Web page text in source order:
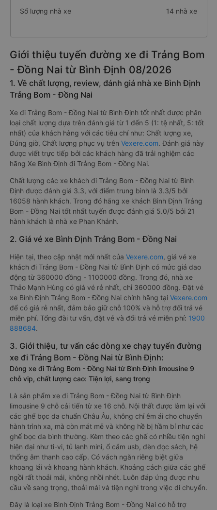
Số lượng nhà xe 14 nhà xe
Giới thiệu tuyến đường xe đi Trảng Bom
- Đồng Nai từ Bình Định 08/2026
1. Về chất lượng, review, đánh giá nhà xe Bình Định
Trảng Bom - Đồng Nai
Xe đi Trảng Bom - Đồng Nai từ Bình Định tốt nhất được phân
loại chất lượng dựa trên đánh giá từ 1 đến 5 (1: tệ nhất, 5: tốt
nhất) của khách hàng với các tiêu chí như: Chất lượng xe,
Đúng giờ, Chất lượng phục vụ trên Vexere.com. Đánh giá này
được viết trực tiếp bởi các khách hàng đã trải nghiệm các
hãng Xe Bình Định đi Trảng Bom - Đồng Nai.
Chất lượng các xe khách đi Trảng Bom - Đồng Nai từ Bình
Định được đánh giá 3.3, với điểm trung bình là 3.3/5 bởi
16058 hành khách. Trong đó hãng xe khách Bình Định Trảng
Bom - Đồng Nai tốt nhất tuyến được đánh giá 5.0/5 bởi 21
hành khách là nhà xe Phan Khánh.
2. Giá vé xe Bình Định Trảng Bom - Đồng Nai
Hiện tại, theo cập nhật mới nhất của Vexere.com, giá vé xe
khách đi Trảng Bom - Đồng Nai từ Bình Định có mức giá dao
động từ 360000 đồng - 1100000 đồng. Trong đó, nhà xe
Thảo Mạnh Hùng có giá vé rẻ nhất, chỉ 360000 đồng. Đặt vé
xe Bình Định Trảng Bom - Đồng Nai chính hãng tại Vexere.com
để có giá rẻ nhất, đảm bảo giữ chỗ 100% và hỗ trợ đổi trả vé
miễn phí. Tổng đài tư vấn, đặt vé và đổi trả vé miễn phí: 1900
888684.
3. Giới thiệu, tư vấn các dòng xe chạy tuyến đường
xe đi Trảng Bom - Đồng Nai từ Bình Định:
Dòng xe đi Trảng Bom - Đồng Nai từ Bình Định limousine 9
chỗ vip, chất lượng cao: Tiện lợi, sang trọng
Là sản phẩm xe đi Trảng Bom - Đồng Nai từ Bình Định
limousine 9 chỗ cải tiến từ xe 16 chỗ. Nội thất được làm lại với
các ghế bọc da chuẩn Châu Âu, không chỉ êm ái cho chuyến
hành trình xa, mà còn mát mẻ và không hề bị hầm bí như các
ghế bọc da bình thường. Kèm theo các ghế có nhiều tiện nghi
hiện đại như ti-vi, tủ lạnh mini, ổ cắm usb, đèn đọc sách, hệ
thống âm thanh cao cấp. Có vách ngăn riêng biệt giữa
khoang lái và khoang hành khách. Khoảng cách giữa các ghế
ngồi rất thoải mái, không nhồi nhét. Luôn đáp ứng được nhu
cầu về sang trọng, thoải mái và tiện nghi trong việc di chuyển.
Đây là loại xe Bình Định Trảng Bom - Đồng Nai có hỗ trợ